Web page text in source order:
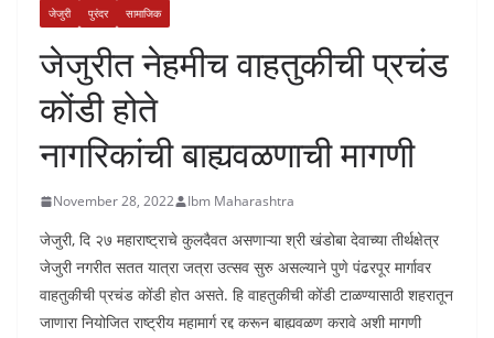
जेजुरी पुरंदर सामाजिक
जेजुरीत नेहमीच वाहतुकीची प्रचंड
कोंडी होते
नागरिकांची बाह्यवळणाची मागणी
November 28, 2022 Ibm Maharashtra
जेजुरी, दि २७ महाराष्ट्राचे कुलदैवत असणाऱ्या श्री खंडोबा देवाच्या तीर्थक्षेत्र
जेजुरी नगरीत सतत यात्रा जत्रा उत्सव सुरु असल्याने पुणे पंढरपूर मार्गावर
वाहतुकीची प्रचंड कोंडी होत असते. हि वाहतुकीची कोंडी टाळण्यासाठी शहरातून
जाणारा नियोजित राष्ट्रीय महामार्ग रद्द करून बाह्यवळण करावे अशी मागणी